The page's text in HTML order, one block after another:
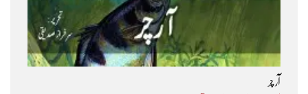
آر چر